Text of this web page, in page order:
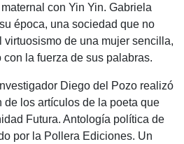
con Yin Yin. Gabriela
época, una sociedad que no
virtuosismo de una mujer sencilla,
la fuerza de sus palabras.
Diego del Pozo realizó
de los artículos de la poeta que
Futura. Antología política de
por la Pollera Ediciones. Un